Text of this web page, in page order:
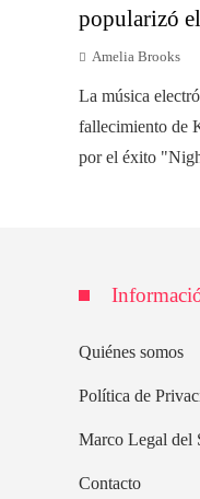
popularizó
Amelia Brooks
La música
fallecimiento de
por el éxito
Quiénes somos
Política de
Marco Legal del
Contacto